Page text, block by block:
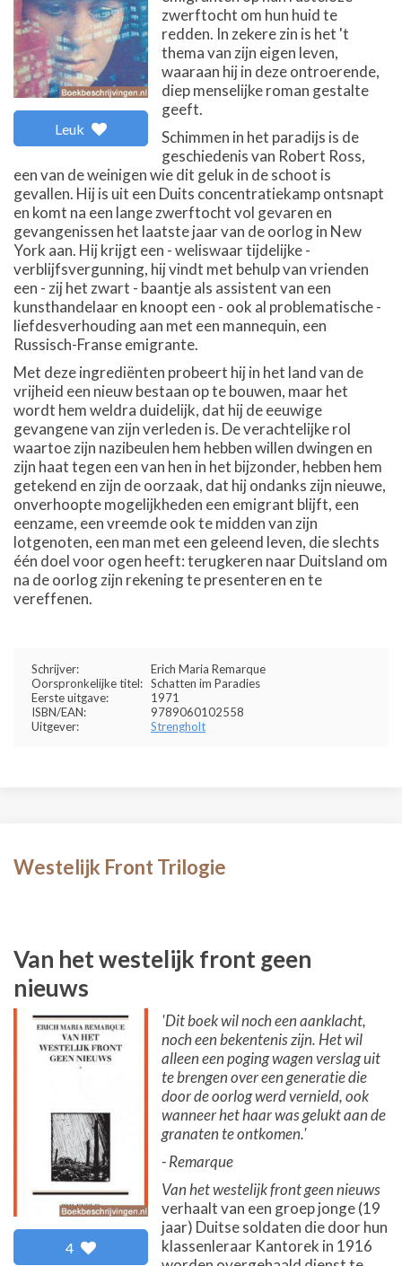
Leuk
zwerftocht om hun huid te
redden. In zekere zin is het 't
thema van zijn eigen leven,
waaraan hij in deze ontroerende,
diep menselijke roman gestalte
geeft.
Schimmen in het paradijs is de
geschiedenis van Robert Ross,
een van de weinigen wie dit geluk in de schoot is
gevallen. Hij is uit een Duits concentratiekamp ontsnapt
en komt na een lange zwerftocht vol gevaren en
gevangenissen het laatste jaar van de oorlog in New
York aan. Hij krijgt een - weliswaar tijdelijke -
verblijfsvergunning, hij vindt met behulp van vrienden
een - zij het zwart - baantje als assistent van een
kunsthandelaar en knoopt een - ook al problematische -
liefdesverhouding aan met een mannequin, een
Russisch-Franse emigrante.
Met deze ingrediënten probeert hij in het land van de
vrijheid een nieuw bestaan op te bouwen, maar het
wordt hem weldra duidelijk, dat hij de eeuwige
gevangene van zijn verleden is. De verachtelijke rol
waartoe zijn nazibeulen hem hebben willen dwingen en
zijn haat tegen een van hen in het bijzonder, hebben hem
getekend en zijn de oorzaak, dat hij ondanks zijn nieuwe,
onverhoopte mogelijkheden een emigrant blijft, een
eenzame, een vreemde ook te midden van zijn
lotgenoten, een man met een geleend leven, die slechts
één doel voor ogen heeft: terugkeren naar Duitsland om
na de oorlog zijn rekening te presenteren en te
vereffenen.
Schrijver:
Erich Maria Remarque
Oorspronkelijke titel: Schatten im Paradies
Eerste uitgave:
1971
ISBN/EAN:
9789060102558
Uitgever:
Strengholt
Westelijk Front Trilogie
Van het westelijk front geen
nieuws
4
'Dit boek wil noch een aanklacht,
noch een bekentenis zijn. Het wil
alleen een poging wagen verslag uit
te brengen over een generatie die
door de oorlog werd vernield, ook
wanneer het haar was gelukt aan de
granaten te ontkomen.'
- Remarque
Van het westelijk front geen nieuws
verhaalt van een groep jonge (19
jaar) Duitse soldaten die door hun
klassenleraar Kantorek in 1916